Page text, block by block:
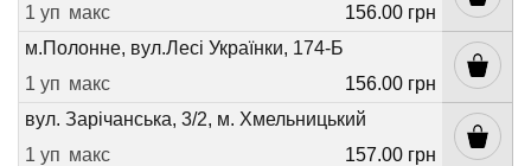
1 уп макс
156.00 грн
м.Полонне, вул.Лесі Українки, 174-Б
1 уп макс
156.00 грн
вул. Зарічанська, 3/2, м. Хмельницький
1 уп макс
157.00 грн